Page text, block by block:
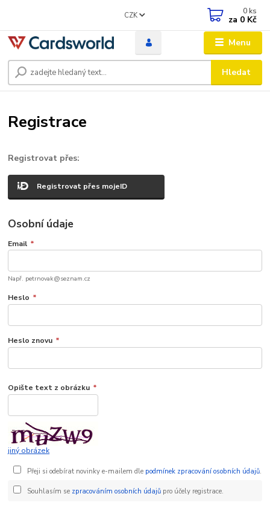
Menu
CZK
Hledat
0 ks
za 0 Kč
Registrace
Registrovat přes:
Registrovat přes mojeID
Osobní údaje
Email *
Např. petrnovak@seznam.cz
Heslo *
Heslo znovu *
Opište text z obrázku *
jiný obrázek
Přeji si odebírat novinky e-mailem dle podmínek zpracování osobních údajů.
Souhlasím se zpracováním osobních údajůpro účely registrace.